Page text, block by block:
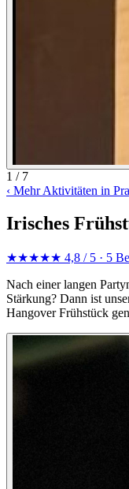
1 / 7
‹ Mehr Aktivitäten in
Irisches
★★★★★ 4,8 / 5 · 5
Nach einer langen
Stärkung? Dann ist
Hangover Frühstück